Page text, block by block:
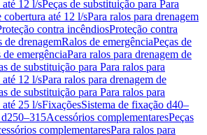
12 l/sPeças de substituição para Para
cobertura até 12 l/sPara ralos para drenagem
contra incêndiosProteção contra
de drenagemRalos de emergênciaPeças de
emergênciaPara ralos para drenagem de
de substituição para Para ralos para
12 l/sPara ralos para drenagem de
de substituição para Para ralos para
25 l/sFixaçõesSistema de fixação d40–
Acessórios complementaresPeças
complementaresPara ralos para